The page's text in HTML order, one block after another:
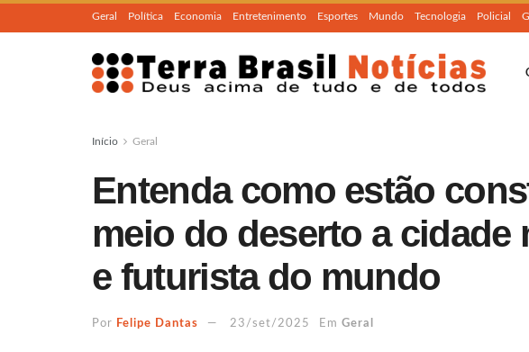
Geral Política Economia Entretenimento Esportes Mundo Tecnologia Policial
Início Geral
Entenda como estão
meio do deserto a cidade
e futurista do mundo
Por Felipe Dantas 23/set/2025 Em Geral